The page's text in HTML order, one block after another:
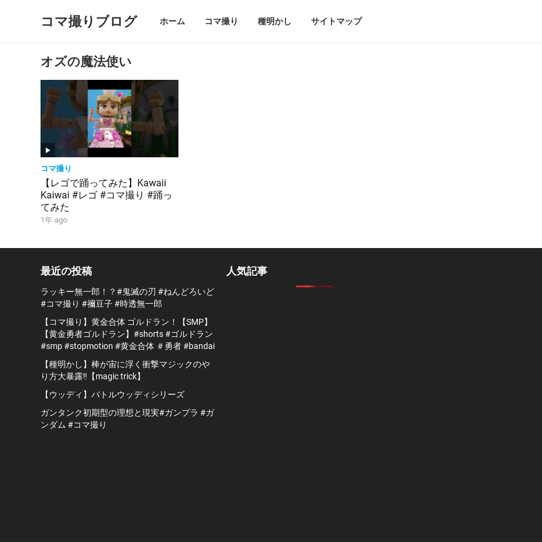
コマ撮りブログ ホーム コマ撮り 種明かし サイトマップ
オズの魔法使い
コマ撮り
【レゴで踊ってみた】Kawaii
Kaiwai #レゴ #コマ撮り #踊っ
てみた
1年 ago
最近の投稿
ラッキー無一郎！？#鬼滅の刃 #ねんどろいど
#コマ撮り #禰豆子 #時透無一郎
【コマ撮り】黄金合体 ゴルドラン！【SMP】
【黄金勇者ゴルドラン】#shorts #ゴルドラン
#smp #stopmotion #黄金合体 ＃勇者 #bandai
【種明かし】棒が宙に浮く衝撃マジックのや
り方大暴露‼️【magic trick】
【ウッディ】バトルウッディシリーズ
ガンタンク初期型の理想と現実#ガンプラ #ガ
ンダム #コマ撮り
人気記事